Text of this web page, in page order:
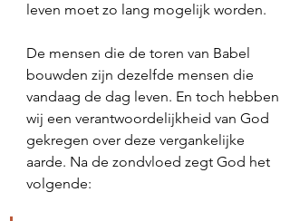
leven moet zo lang mogelijk worden.
De mensen die de toren van Babel
bouwden zijn dezelfde mensen die
vandaag de dag leven. En toch hebben
wij een verantwoordelijkheid van God
gekregen over deze vergankelijke
aarde. Na de zondvloed zegt God het
volgende: